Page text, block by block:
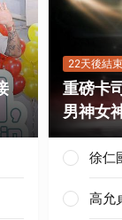
22天後結束
重磅卡
男神女
徐仁
高允